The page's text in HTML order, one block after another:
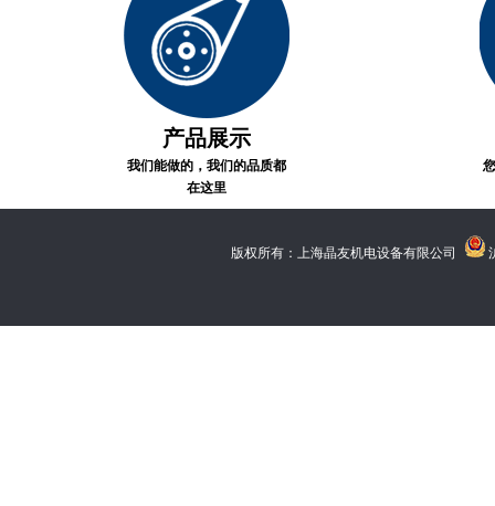
产品展示
我们能做的，我们的品质都
在这里
版权所有：上海晶友机电设备有限公司